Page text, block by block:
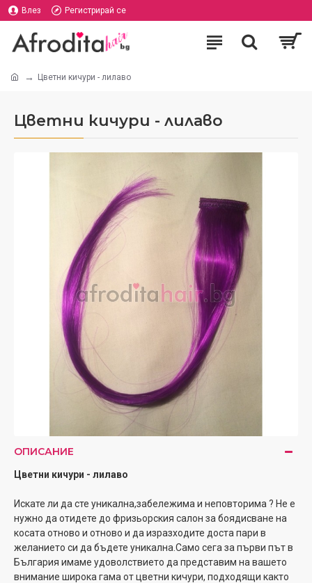
Влез Регистрирай се
Цветни кичури - лилаво
Цветни кичури - лилаво
ОПИСАНИЕ
Цветни кичури - лилаво
Искате ли да сте уникална,забележима и неповторима ? Не е
нужно да отидете до фризьорския салон за боядисване на
косата отново и отново и да изразходите доста пари в
желанието си да бъдете уникална.Само сега за първи път в
България имаме удоволствието да представим на вашето
внимание широка гама от цветни кичури, подходящи както